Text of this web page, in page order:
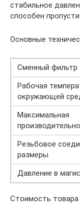
стабильное
способен
Основные
Сменный фильтр
Рабочая
окружающей
Максимальная
Резьбовое
размеры
Давление в
Стоимость товара